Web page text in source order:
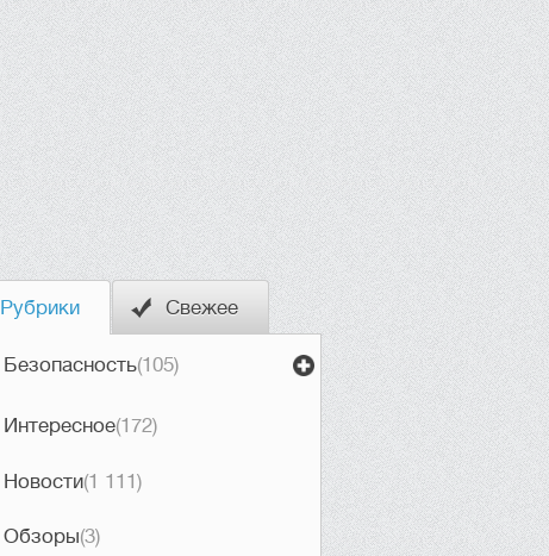
Рубрики Свежее
Безопасность(105)
Интересное(172)
Новости(1 111)
Обзоры(3)